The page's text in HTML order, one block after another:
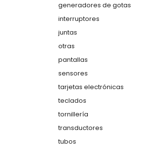
generadores de gotas
interruptores
juntas
otras
pantallas
sensores
tarjetas electrónicas
teclados
tornillería
transductores
tubos